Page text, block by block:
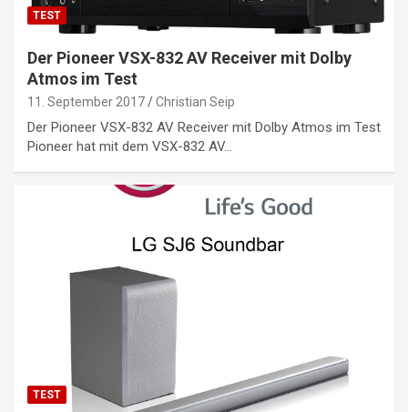
TEST
Der Pioneer VSX-832 AV Receiver mit Dolby
Atmos im Test
11. September 2017 Christian Seip
Der Pioneer VSX-832 AV Receiver mit Dolby Atmos im Test
Pioneer hat mit dem VSX-832 AV…
TEST